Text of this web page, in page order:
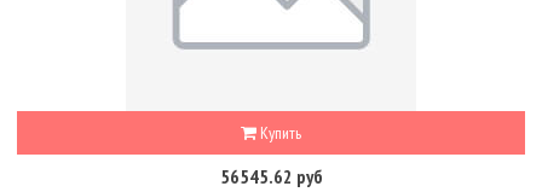
Купить
56545.62 руб